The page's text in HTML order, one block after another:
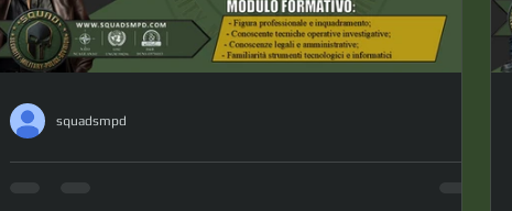
CIIE: Collaboratore Incarichi
squadsmpd